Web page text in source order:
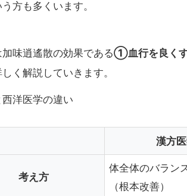
方も多くいます。
加味逍遙散の効果である①血行を良く
く解説していきます。
洋医学の違い
漢方
考え方
体全体のバラン
（根本改善）